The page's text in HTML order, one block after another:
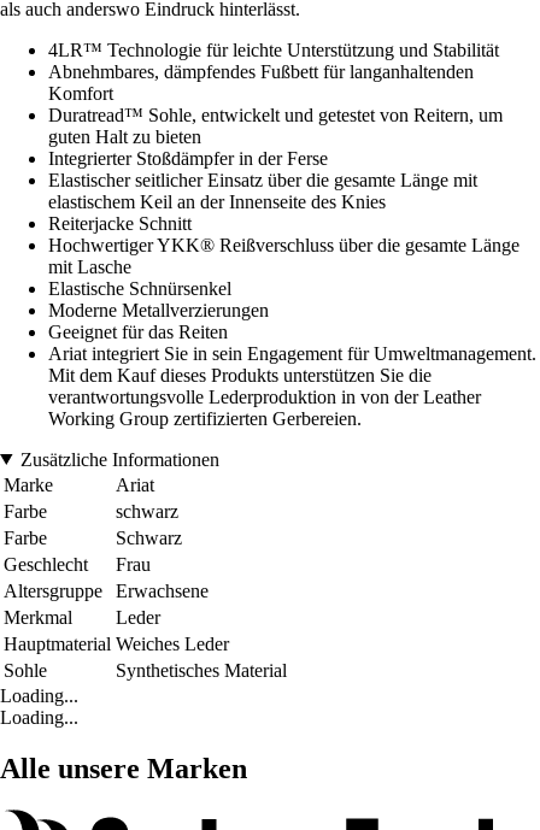
als auch anderswo Eindruck hinterlässt.
4LR™ Technologie für leichte Unterstützung und Stabilität
Abnehmbares, dämpfendes Fußbett für langanhaltenden
Komfort
Duratread™ Sohle, entwickelt und getestet von Reitern, um
guten Halt zu bieten
Integrierter Stoßdämpfer in der Ferse
Elastischer seitlicher Einsatz über die gesamte Länge mit
elastischem Keil an der Innenseite des Knies
Reiterjacke Schnitt
Hochwertiger YKK® Reißverschluss über die gesamte Länge
mit Lasche
Elastische Schnürsenkel
Moderne Metallverzierungen
Geeignet für das Reiten
Ariat integriert Sie in sein Engagement für Umweltmanagement.
Mit dem Kauf dieses Produkts unterstützen Sie die
verantwortungsvolle Lederproduktion in von der Leather
Working Group zertifizierten Gerbereien.
Zusätzliche Informationen
Marke
Ariat
Farbe
schwarz
Farbe
Schwarz
Geschlecht
Frau
Altersgruppe
Erwachsene
Merkmal
Leder
Hauptmaterial Weiches Leder
Sohle
Synthetisches Material
Loading...
Loading...
Alle unsere Marken